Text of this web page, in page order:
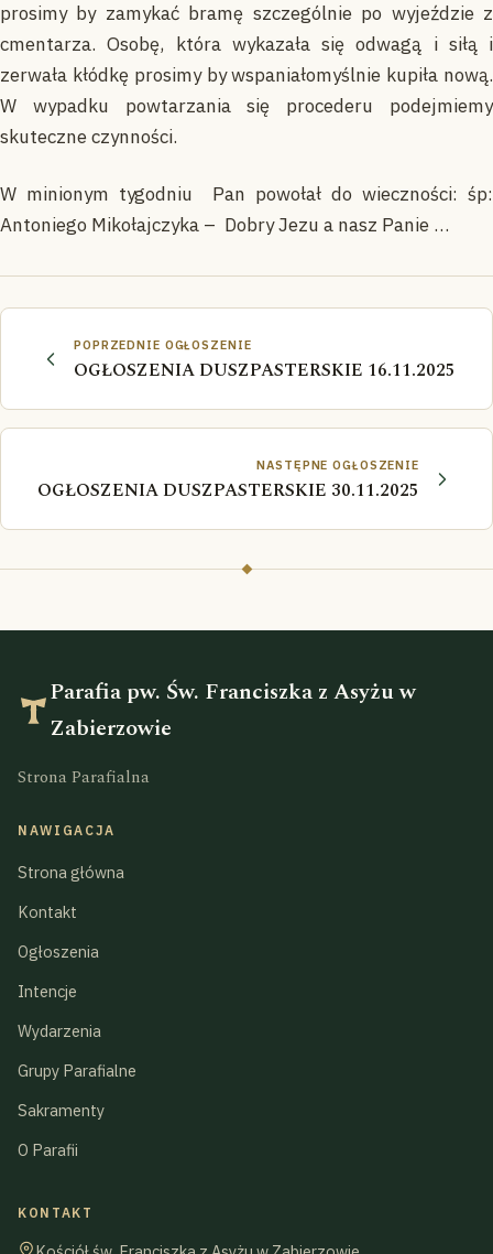
prosimy by zamykać bramę szczególnie po wyjeździe z
cmentarza. Osobę, która wykazała się odwagą i siłą i
zerwała kłódkę prosimy by wspaniałomyślnie kupiła nową.
W wypadku powtarzania się procederu podejmiemy
skuteczne czynności.
W minionym tygodniu Pan powołał do wieczności: śp:
Antoniego Mikołajczyka – Dobry Jezu a nasz Panie …
POPRZEDNIE OGŁOSZENIE
OGŁOSZENIA DUSZPASTERSKIE 16.11.2025
NASTĘPNE OGŁOSZENIE
OGŁOSZENIA DUSZPASTERSKIE 30.11.2025
Parafia pw. Św. Franciszka z Asyżu w
Zabierzowie
Strona Parafialna
NAWIGACJA
Strona główna
Kontakt
Ogłoszenia
Intencje
Wydarzenia
Grupy Parafialne
Sakramenty
O Parafii
KONTAKT